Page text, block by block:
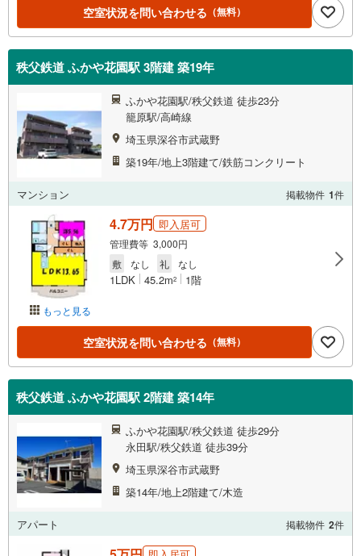
空室状況を問い合わせる （無料）
秩父鉄道 ふかや花園駅 3階建 築19年
ふかや花園駅/秩父鉄道 徒歩23分
籠原駅/高崎線
埼玉県深谷市武蔵野
築19年/地上3階建て/鉄筋コンクリート
マンション 掲載物件 1件
もっと見る
4.7万円 即入居可
管理費等 3,000円
敷
なし 礼 なし
1LDK 45.2m2 1階
空室状況を問い合わせる （無料）
秩父鉄道 ふかや花園駅 2階建 築14年
ふかや花園駅/秩父鉄道 徒歩29分
永田駅/秩父鉄道 徒歩39分
埼玉県深谷市武蔵野
築14年/地上2階建て/木造
アパート 掲載物件 2件